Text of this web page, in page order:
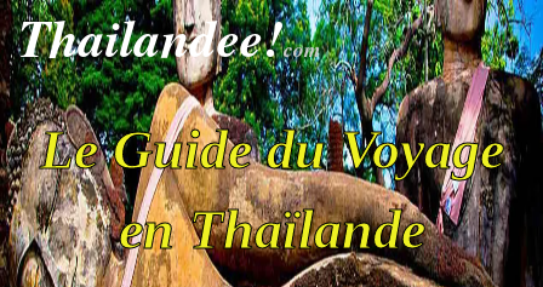
Thailandee!com
Le Guide du Voyage
en Thaïlande